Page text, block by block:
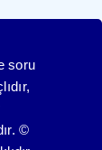
soru
©